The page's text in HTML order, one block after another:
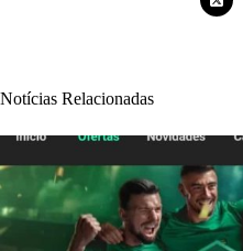
Notícias Relacionadas